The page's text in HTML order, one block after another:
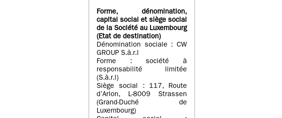
Forme, dénomination,
capital social et siège social
de la Société au Luxembourg
(Etat de destination)
Dénomination sociale : CW
GROUP S.à.r.l
Forme : société à
responsabilité limitée
(S.à.r.l)
Siège social : 117, Route
d’Arlon, L-8009 Strassen
(Grand-Duché de
Luxembourg)